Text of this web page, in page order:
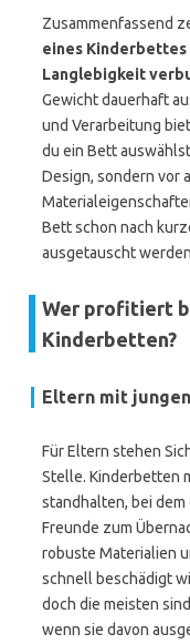
Zusammenfassend
eines
Langlebigkeit
Gewicht dauerhaft
und Verarbeitung
du ein Bett
Design, sondern vor
Bett schon nach
ausgetauscht
Wer profitiert
Kinderbetten?
Eltern mit
Für Eltern stehen
Stelle. Kinderbetten
standhalten, bei
Freunde zum
robuste Materialien
schnell beschädigt
doch die meisten
wenn sie davon